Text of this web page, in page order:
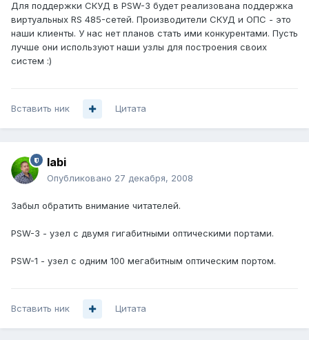
Для поддержки СКУД в PSW-3 будет реализована поддержка
виртуальных RS 485-сетей. Производители СКУД и ОПС - это
наши клиенты. У нас нет планов стать ими конкурентами. Пусть
лучше они используют наши узлы для построения своих
систем :)
Вставить ник Цитата
labi
Опубликовано 27 декабря, 2008
Забыл обратить внимание читателей.
PSW-3 - узел с двумя гигабитными оптическими портами.
PSW-1 - узел с одним 100 мегабитным оптическим портом.
Вставить ник Цитата